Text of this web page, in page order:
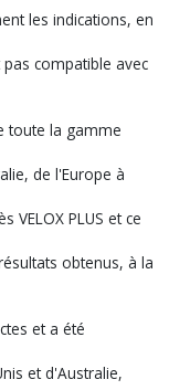
les indications, en
compatible avec
toute la gamme
de l'Europe à
VELOX PLUS et ce
obtenus, à la
et a été
et d'Australie,